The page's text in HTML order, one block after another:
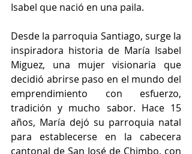
Isabel que nació en una paila.
Desde la parroquia Santiago, surge la
inspiradora historia de María Isabel
Miguez, una mujer visionaria que
decidió abrirse paso en el mundo del
emprendimiento con esfuerzo,
tradición y mucho sabor. Hace 15
años, María dejó su parroquia natal
para establecerse en la cabecera
cantonal de San José de Chimbo, con